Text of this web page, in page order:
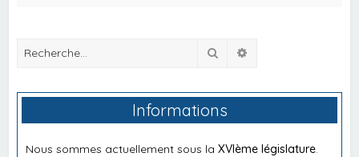
Rechercher
Informations
Nous sommes actuellement sous laXVIème législature